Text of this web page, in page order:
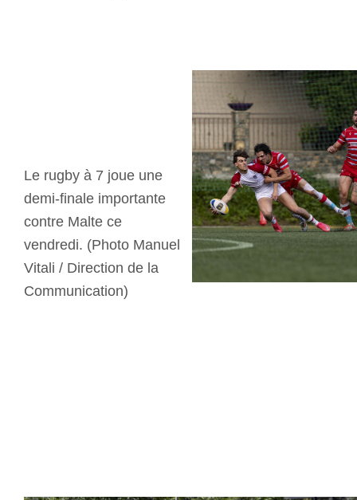
Le rugby à 7 joue une
demi-finale importante
contre Malte ce
vendredi. (Photo Manuel
Vitali / Direction de la
Communication)